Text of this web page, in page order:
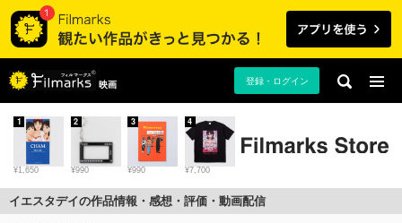
映画 登録・ログイン
¥1,650
1
¥990
2
¥990
3
¥7,700
4
イエスタデイの作品情報・感想・評価・動画配信